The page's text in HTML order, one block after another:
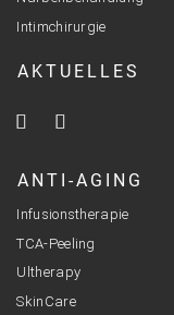
Intimchirurgie
AKTUELLES
ANTI-AGING
Infusionstherapie
TCA-Peeling
Ultherapy
SkinCare